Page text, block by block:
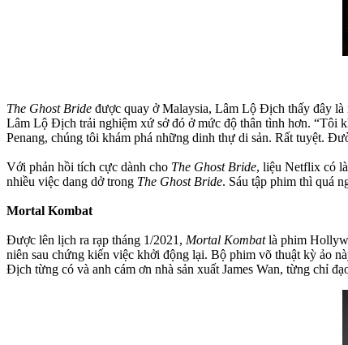
The Ghost Bride được quay ở Malaysia, Lâm Lộ Địch thấy đây là
Lâm Lộ Địch trải nghiệm xứ sở đó ở mức độ thân tình hơn. “Tôi
Penang, chúng tôi khám phá những dinh thự di sản. Rất tuyệt.
Với phản hồi tích cực dành cho The Ghost Bride, liệu Netflix có
nhiều việc dang dở trong The Ghost Bride. Sáu tập phim thì quá
Mortal Kombat
Được lên lịch ra rạp tháng 1/2021, Mortal Kombatlà phim
niên sau chứng kiến việc khởi động lại. Bộ phim võ thuật kỳ ảo
Địch từng có và anh cám ơn nhà sản xuất James Wan, từng chỉ